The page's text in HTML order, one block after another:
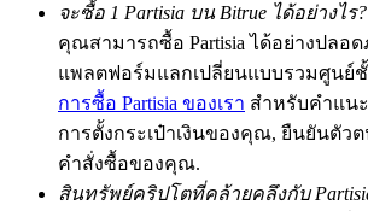
Exclusive for BitMart Users
Register & Trade to Win 500,000 USDT
จะซื้อ 1 Partisia บน Bitrue ได้อย่างไร?
คุณสามารถซื้อ Partisia ได้อย่างปลอ
แพลตฟอร์มแลกเปลี่ยนแบบรวมศูนย์
การซื้อ Partisia ของเรา สำหรับคำแน
การตั้งกระเป๋าเงินของคุณ, ยืนยันตัว
คำสั่งซื้อของคุณ.
สินทรัพย์คริปโตที่คล้ายคลึงกับ